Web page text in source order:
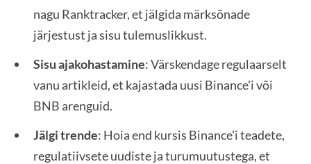
nagu Ranktracker, et jälgida märksõnade
järjestust ja sisu tulemuslikkust.
Sisu ajakohastamine: Värskendage regulaarselt
vanu artikleid, et kajastada uusi Binance'i või
BNB arenguid.
Jälgi trende: Hoia end kursis Binance'i teadete,
regulatiivsete uudiste ja turumuutustega, et